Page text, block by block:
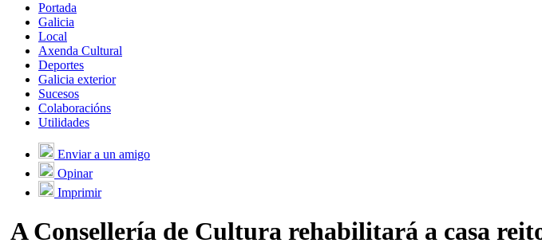
Portada
Galicia
Local
Axenda Cultural
Deportes
Galicia exterior
Sucesos
Colaboracións
Utilidades
Enviar a un amigo
Opinar
Imprimir
A Consellería de Cultura rehabilitará a casa